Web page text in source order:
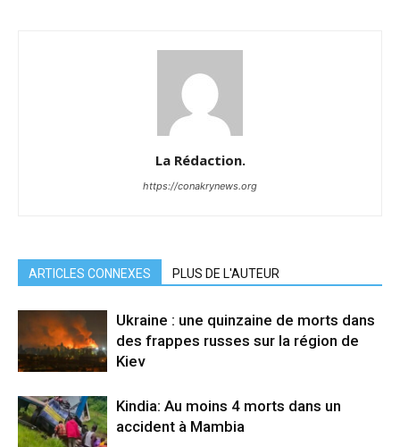
La Rédaction.
https://conakrynews.org
ARTICLES CONNEXES PLUS DE L'AUTEUR
Ukraine : une quinzaine de morts dans
des frappes russes sur la région de
Kiev
Kindia: Au moins 4 morts dans un
accident à Mambia